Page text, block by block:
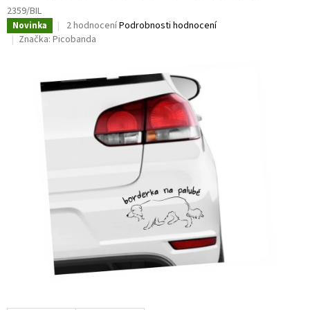
2359/BIL
Novinka
Průměrné
hodnocení
4,5
z
hvězdiček.
2 hodnoceníPodrobnosti hodnocení
Značka: Picobanda